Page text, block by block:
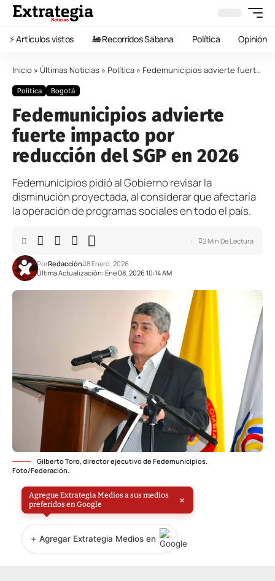
⚡️ Artículos vistos 🚂 Recorridos Sabana Política Opinión
Inicio » Últimas Noticias » Política » Fedemunicipios advierte fuerte impacto por reducción del SGP en 2026
Política Bogotá
Fedemunicipios advierte
fuerte impacto por
reducción del SGP en 2026
Fedemunicipios pidió al Gobierno revisar la
disminución proyectada, al considerar que afectaría
la operación de programas sociales en todo el país.
Última Actualización: Ene 08, 2026 10:14 AM
PorRedacción 8 Enero, 2026
2 Min De Lectura
Gilberto Toro, director ejecutivo de Fedemunicipios.
Foto/Federación.
Agregue Extrategia Medios a sus medios
preferidos en Google
×
+ Agregar Extrategia Medios en